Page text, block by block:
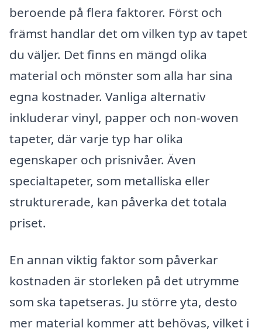
beroende på flera faktorer. Först och
främst handlar det om vilken typ av tapet
du väljer. Det finns en mängd olika
material och mönster som alla har sina
egna kostnader. Vanliga alternativ
inkluderar vinyl, papper och non-woven
tapeter, där varje typ har olika
egenskaper och prisnivåer. Även
specialtapeter, som metalliska eller
strukturerade, kan påverka det totala
priset.
En annan viktig faktor som påverkar
kostnaden är storleken på det utrymme
som ska tapetseras. Ju större yta, desto
mer material kommer att behövas, vilket i